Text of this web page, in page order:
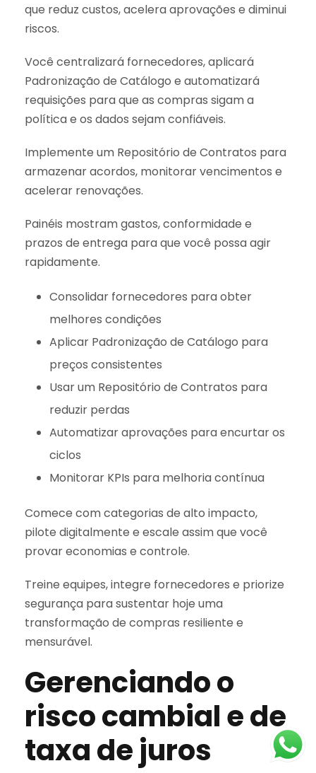
que reduz custos, acelera aprovações e diminui
riscos.
Você centralizará fornecedores, aplicará
Padronização de Catálogo e automatizará
requisições para que as compras sigam a
política e os dados sejam confiáveis.
Implemente um Repositório de Contratos para
armazenar acordos, monitorar vencimentos e
acelerar renovações.
Painéis mostram gastos, conformidade e
prazos de entrega para que você possa agir
rapidamente.
Consolidar fornecedores para obter
melhores condições
Aplicar Padronização de Catálogo para
preços consistentes
Usar um Repositório de Contratos para
reduzir perdas
Automatizar aprovações para encurtar os
ciclos
Monitorar KPIs para melhoria contínua
Comece com categorias de alto impacto,
pilote digitalmente e escale assim que você
provar economias e controle.
Treine equipes, integre fornecedores e priorize
segurança para sustentar hoje uma
transformação de compras resiliente e
mensurável.
Gerenciando o
risco cambial e de
taxa de juros